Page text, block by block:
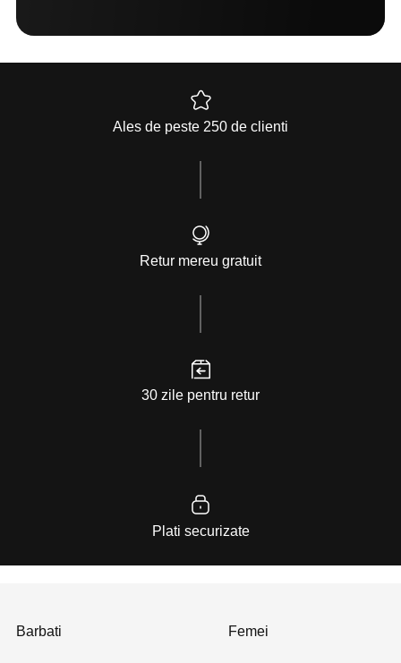
Ales de peste 250 de clienti
Retur mereu gratuit
30 zile pentru retur
Plati securizate
Barbati Femei